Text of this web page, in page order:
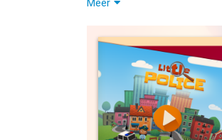
In Little Police you take on
scenes and look for clues.
stolen things. Catch the
Solve cases, find lost
Meer